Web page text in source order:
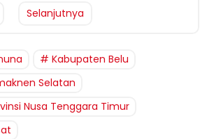
Selanjutnya
Kabupaten Belu
Selatan
Nusa Tenggara Timur